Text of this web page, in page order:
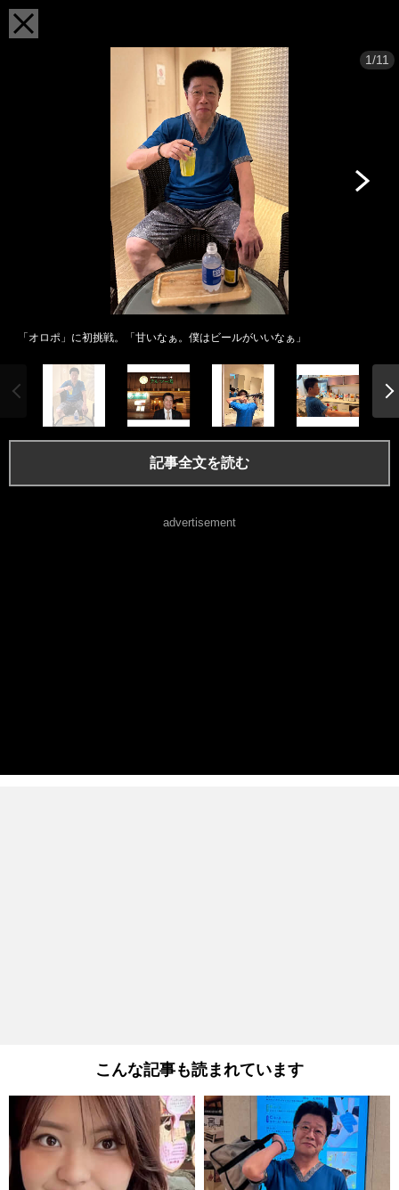
1/11
「オロポ」に初挑戦。「甘いなぁ。僕はビールがいいなぁ」
記事全文を読む
advertisement
こんな記事も読まれています